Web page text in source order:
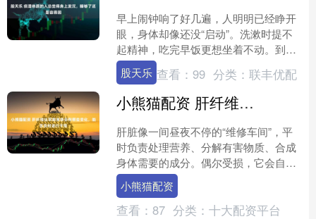
早上闹钟响了好几遍，人明明已经睁开
眼，身体却像还没“启动”。洗漱时提不
起精神，吃完早饭更想坐着不动。到了
下午，眼皮发沉，脑子发木，哪怕前一
晚睡了七八个小时，还是....
股天乐 查看：99 分类：联丰优配
小熊猫配资 肝纤维化早期身体会有哪些变化，能否及时进行干预
肝脏像一间昼夜不停的“维修车间”，平
时负责处理营养、分解有害物质、合成
身体需要的成分。偶尔受损，它会自行
修补；可若炎症反复出现，修补留下的
痕迹越来越多，原本柔软....
小熊猫配资
查看： 87 分类： 十大配资平台